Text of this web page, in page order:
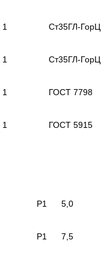
1 Ст35ГЛ-ГорЦ
1 Ст35ГЛ-ГорЦ
1 ГОСТ 7798
1 ГОСТ 5915
P1 5,0
P1 7,5